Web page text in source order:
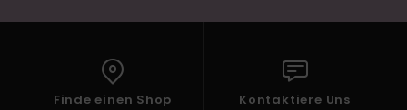
Finde einen Shop Kontaktiere Uns